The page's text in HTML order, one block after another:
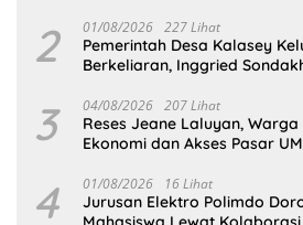
2 01/08/2026 227 Lihat
Pemerintah Desa Kalasey
Berkeliaran, Inggried
3 04/08/2026 207 Lihat
Reses Jeane Laluyan,
Ekonomi dan Akses Pasar
4 01/08/2026 16 Lihat
Jurusan Elektro Polimdo